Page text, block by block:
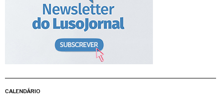
CALENDÁRIO